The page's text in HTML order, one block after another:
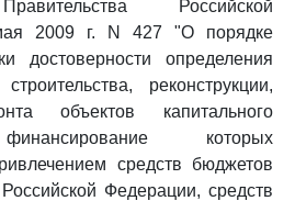
Российской
2009 г. N 427 "О порядке
достоверности определения
реконструкции,
объектов капитального
которых
средств бюджетов
Федерации, средств